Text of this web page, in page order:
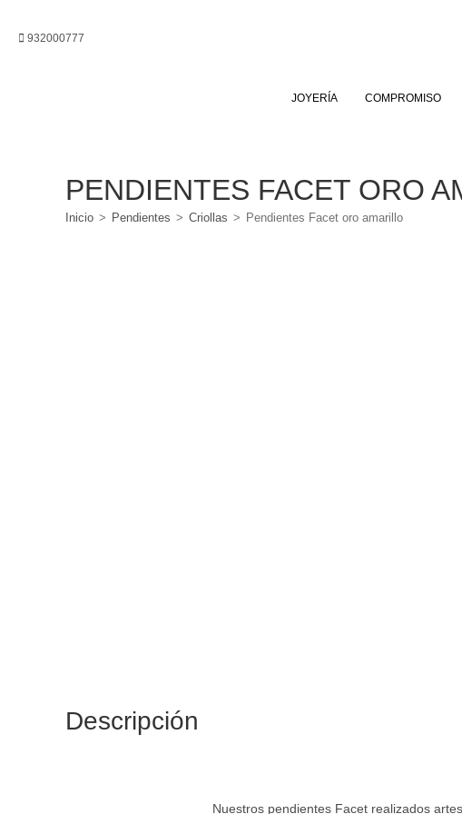
932000777
JOYERÍA COMPROMISO
PENDIENTES FACET ORO
Inicio > Pendientes > Criollas > Pendientes Facet oro amarillo
Descripción
Nuestros pendientes Facet realizados